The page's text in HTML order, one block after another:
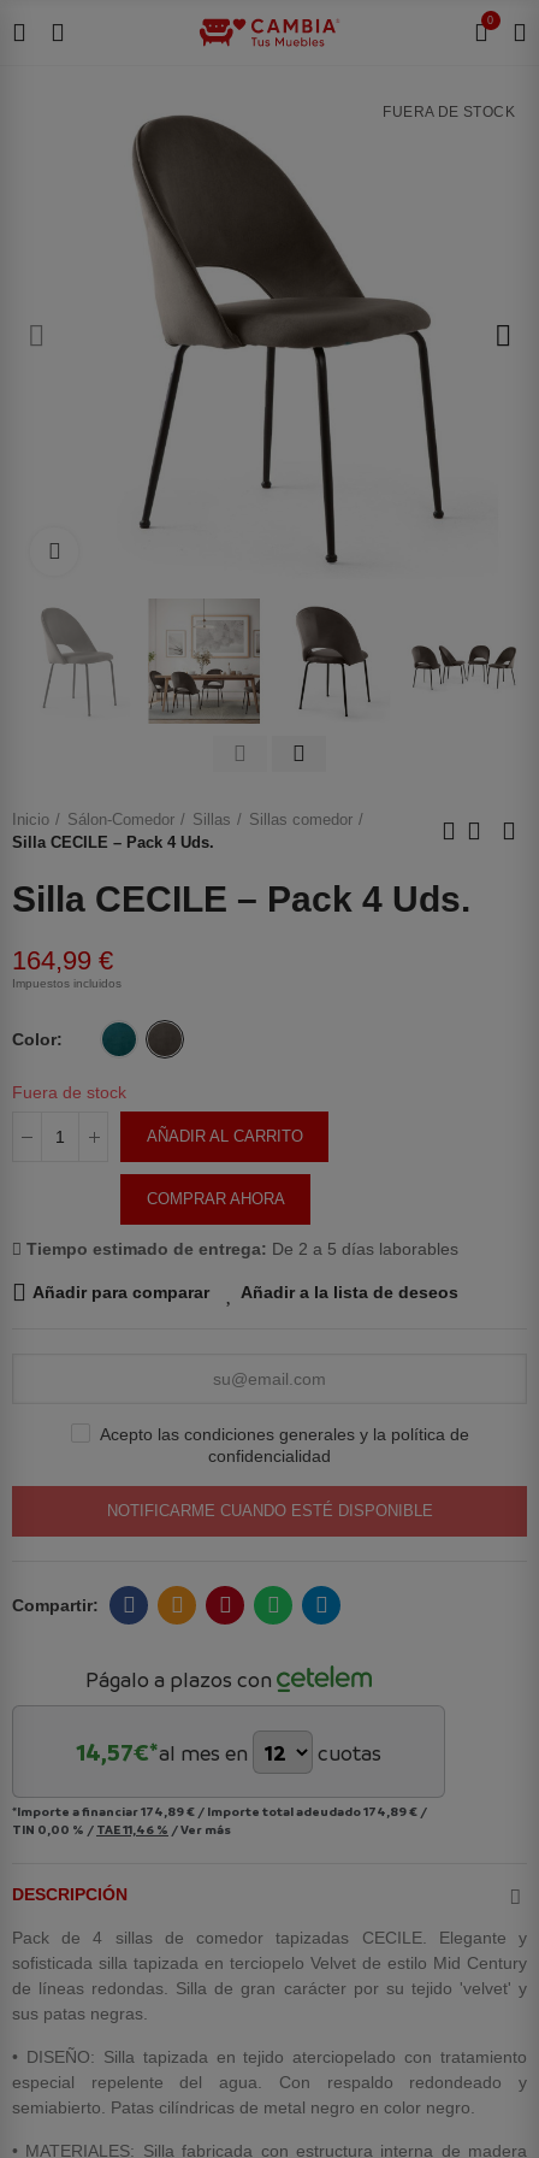
0
FUERA DE STOCK
Inicio Sálon-Comedor Sillas
Sillas comedor
Silla CECILE – Pack 4 Uds.
Silla CECILE – Pack 4 Uds.
164,99 €
Impuestos incluidos
Color
Fuera de stock
AÑADIR AL CARRITO
COMPRAR AHORA
Tiempo estimado de entrega: De 2 a 5 días laborables
Añadir para comparar Añadir a la lista de deseos
Acepto las condiciones generales y la política de
confidencialidad
NOTIFICARME CUANDO ESTÉ DISPONIBLE
Págalo a plazos con
14,57€*al mes en cuotas
*Importe a financiar174,89 € / Importe total adeudado174,89 € /
TIN 0,00 % / TAE11,46 % /Ver más
DESCRIPCIÓN
Pack de 4 sillas de comedor tapizadas CECILE. Elegante y
sofisticada silla tapizada en terciopelo Velvet de estilo Mid Century
de líneas redondas. Silla de gran carácter por su tejido 'velvet' y
sus patas negras.
• DISEÑO: Silla tapizada en tejido aterciopelado con tratamiento
especial repelente del agua. Con respaldo redondeado y
semiabierto. Patas cilíndricas de metal negro en color negro.
• MATERIALES: Silla fabricada con estructura interna de madera